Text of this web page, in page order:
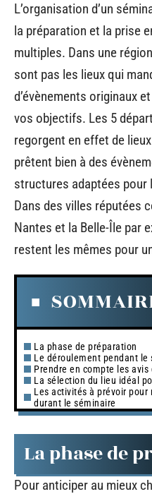
L’organisation d’un
la préparation et la prise
multiples. Dans une
sont pas les lieux qui
d’évènements originaux
vos objectifs. Les 5
regorgent en effet de
prêtent bien à des
structures adaptées pour
Dans des villes réputées
Nantes et la Belle-Île par
restent les mêmes pour
La phase de préparation
Le déroulement pendant le
Prendre en compte les
La sélection du lieu idéal
Les activités à prévoir pour
durant le séminaire
La phase de
Pour anticiper au mieux